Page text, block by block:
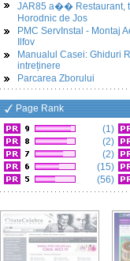
JAR85 a�� Restaurant,
Horodnic de Jos
PMC ServInstal - Montaj
Ilfov
Manualul Casei: Ghiduri
intreținere
Parcarea Zborului
Page Rank
(1)
(2)
(2)
(15)
(56)